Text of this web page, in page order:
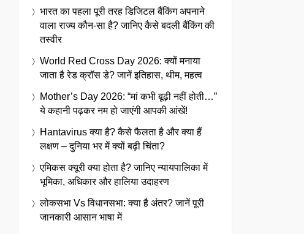
भारत का पहला पूरी तरह डिजिटल बैंकिंग अपनाने
वाला राज्य कौन-सा है? जानिए कैसे बदली बैंकिंग की
तस्वीर
World Red Cross Day 2026: क्यों मनाया
जाता है रेड क्रॉस डे? जानें इतिहास, थीम, महत्व
Mother’s Day 2026: “मां कभी बूढ़ी नहीं होती…”
ये कहानी पढ़कर नम हो जाएंगी आपकी आंखें!
Hantavirus क्या है? कैसे फैलता है और क्या हैं
लक्षण – दुनिया भर में क्यों बढ़ी चिंता?
एमिकस क्यूरी क्या होता है? जानिए न्यायपालिका में
भूमिका, अधिकार और हालिया उदाहरण
लोकसभा Vs विधानसभा: क्या है अंतर? जानें पूरी
जानकारी आसान भाषा में